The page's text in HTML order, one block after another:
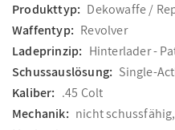
Produkttyp: Dekowaffe /
Waffentyp: Revolver
Ladeprinzip: Hinterlader -
Schussauslösung: Single-
Kaliber: .45 Colt
Mechanik: nicht